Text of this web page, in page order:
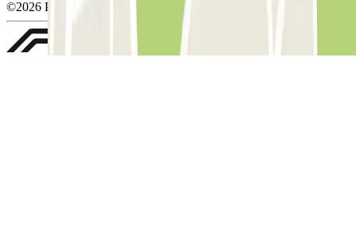
©2026 Parclick. All rights reserved